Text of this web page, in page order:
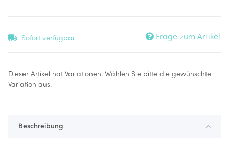
Sofort verfügbar Frage zum Artikel
xDieser Artikel hat Variationen. Wählen Sie bitte die gewünschte
Variation aus.
Beschreibung